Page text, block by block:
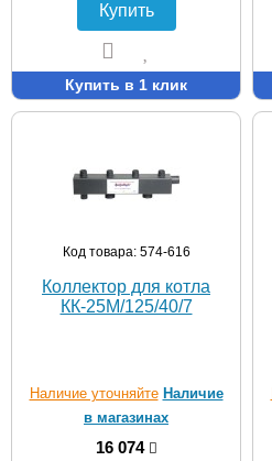
Купить
Купить в 1 клик
Код товара: 574-616
Коллектор для котла
КК-25M/125/40/7
Наличие уточняйте Наличие
в магазинах
16 074